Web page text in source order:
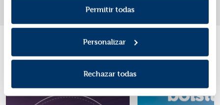
Política de Privacidad.
Permitir todas
Personalizar
Rechazar todas
Promociones